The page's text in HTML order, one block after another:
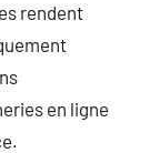
rendent
en ligne